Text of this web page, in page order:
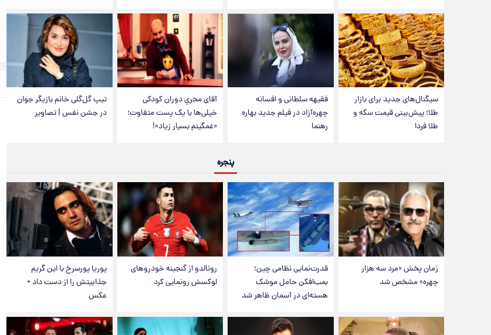
سیگنال‌های جدید برای بازار
طلا؛ پیش‌بینی قیمت سکه و
طلا فردا
فقیهه سلطانی و افسانه
چهره‌آزاد در فیلم جدید بهاره
رهنما
آقای مجریِ دوران کودکی
خیلی‌ها با یک پست متفاوت؛
«غمگینم بسیار زیاد»!
تیپ گل‌گلی خانم بازیگر جوان
در جشن نفس | تصاویر
پنجره
زمان پخش «مرد سه هزار
چهره» مشخص شد
قدرت‌نمایی نظامی چین؛
بمب‌افکن حامل موشک
هسته‌ای در آسمان ظاهر شد
رونالدو از گنجینه خودروهای
لوکسش رونمایی کرد
پوریا پورسرخ با این گریم
جذابیتش را از دست داد +
عکس